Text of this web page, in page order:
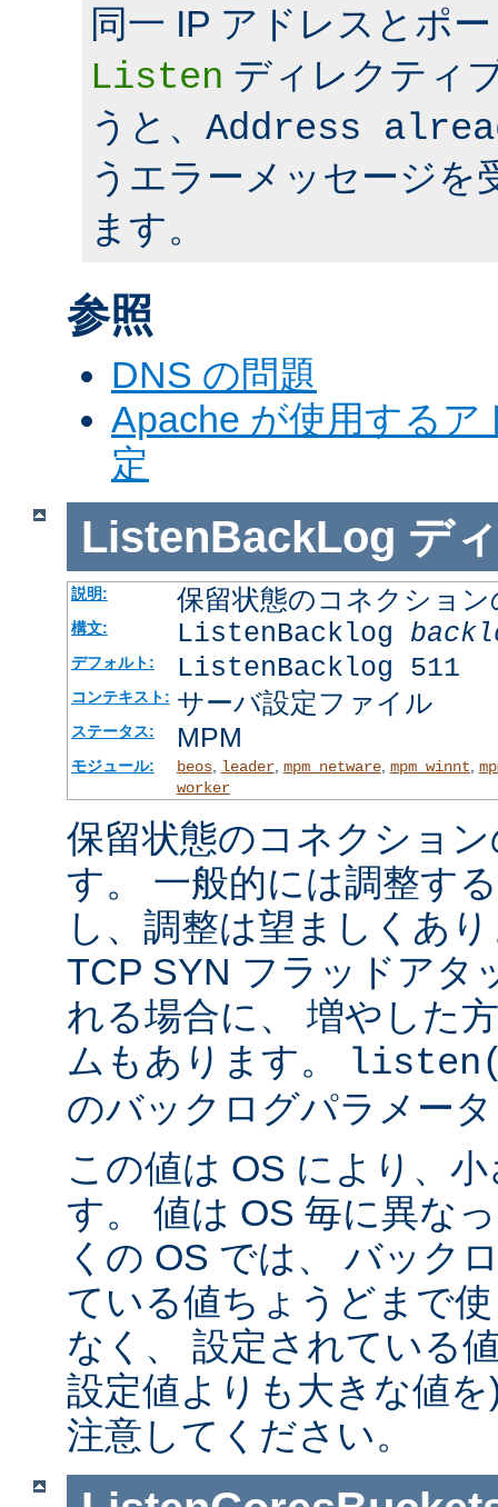
同一 IP アドレスとポ
Listen ディレクティ
うと、 Address
うエラーメッセージを
ます。
参照
DNS の問題
Apache が使用する
定
ListenBackLog デ
説明: 保留状態のコネクショ
構文: ListenBacklog
デフォルト: ListenBacklog 511
コンテキスト: サーバ設定ファイル
ステータス: MPM
モジュール: beos, leader, mpm_netware, mpm_winnt,
worker
保留状態のコネクショ
す。 一般的には調整す
し、調整は望ましくあ
TCP SYN フラッドアタ
れる場合に、 増やした
ムもあります。
のバックログパラメー
この値は OS により、
す。 値は OS 毎に異な
くの OS では、 バック
ている値ちょうどまで
なく、 設定されている
設定値よりも大きな値
注意してください。